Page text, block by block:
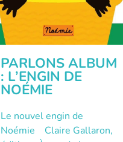
PARLONS ALBUM
: L’ENGIN DE
NOÉMIE
Le nouvel engin de
Noémie Claire Gallaron,